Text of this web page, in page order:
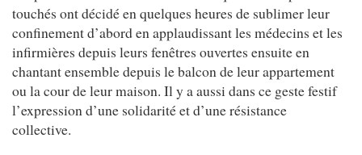
touchés ont décidé en quelques heures de sublimer leur
confinement d’abord en applaudissant les médecins et les
infirmières depuis leurs fenêtres ouvertes ensuite en
chantant ensemble depuis le balcon de leur appartement
ou la cour de leur maison. Il y a aussi dans ce geste festif
l’expression d’une solidarité et d’une résistance
collective.